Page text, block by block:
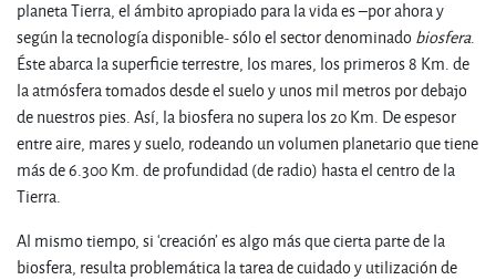
planeta Tierra, el ámbito apropiado para la vida es –por ahora y
según la tecnología disponible- sólo el sector denominado biosfera.
Éste abarca la superficie terrestre, los mares, los primeros 8 Km. de
la atmósfera tomados desde el suelo y unos mil metros por debajo
de nuestros pies. Así, la biosfera no supera los 20 Km. De espesor
entre aire, mares y suelo, rodeando un volumen planetario que tiene
más de 6.300 Km. de profundidad (de radio) hasta el centro de la
Tierra.
Al mismo tiempo, si ‘creación’ es algo más que cierta parte de la
biosfera, resulta problemática la tarea de cuidado y utilización de